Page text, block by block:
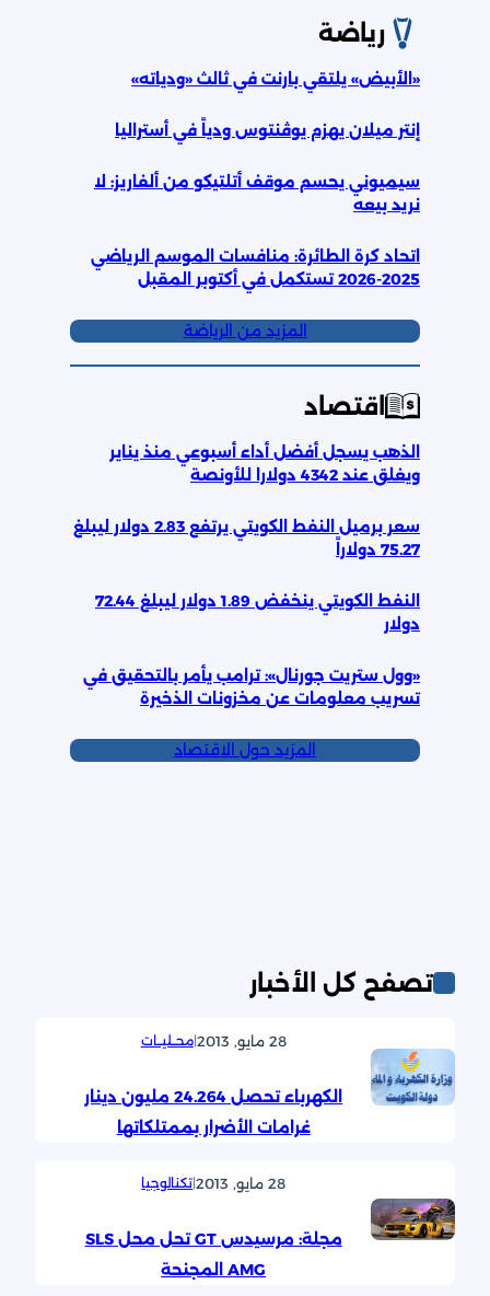
رياضة
«الأبيض» يلتقي بارنت في ثالث «ودياته»
إنتر ميلان يهزم يوڤنتوس ودياً في أستراليا
سيميوني يحسم موقف أتلتيكو من ألفاريز: لا
نريد بيعه
اتحاد كرة الطائرة: منافسات الموسم الرياضي
2025-2026 تستكمل في أكتوبر المقبل
المزيد من الرياضة
اقتصاد
الذهب يسجل أفضل أداء أسبوعي منذ يناير
ويغلق عند 4342 دولارا للأونصة
سعر برميل النفط الكويتي يرتفع 2.83 دولار ليبلغ
75.27 دولاراً
النفط الكويتي ينخفض 1.89 دولار ليبلغ 72.44
دولار
«وول ستريت جورنال»: ترامب يأمر بالتحقيق في
تسريب معلومات عن مخزونات الذخيرة
المزيد حول الاقتصاد
تصفح كل الأخبار
28 مايو, 2013 |محــليــات
الكهرباء تحصل 24.264 مليون دينار
غرامات الأضرار بممتلكاتها
28 مايو, 2013 |تكنالوجيا
مجلة: مرسيدس GT تحل محل SLS
AMG المجنحة